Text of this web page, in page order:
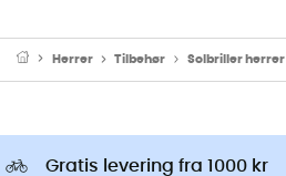
Herrer Tilbehør Solbriller herrer
Gratis levering fra 1000 kr